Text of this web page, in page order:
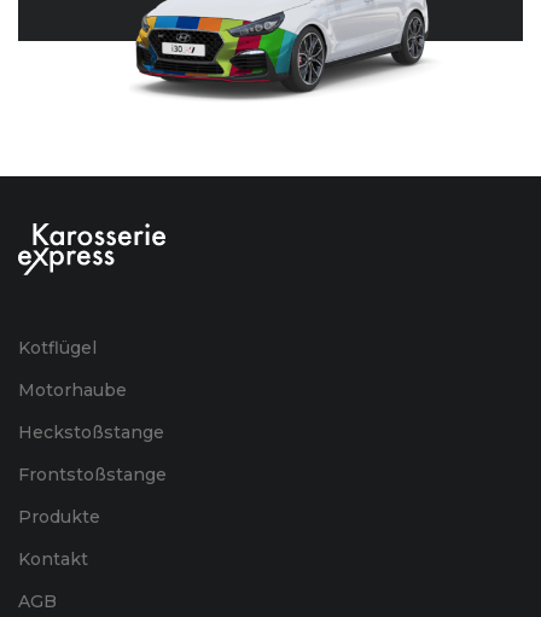
Kotflügel
Motorhaube
Heckstoßstange
Frontstoßstange
Produkte
Kontakt
AGB